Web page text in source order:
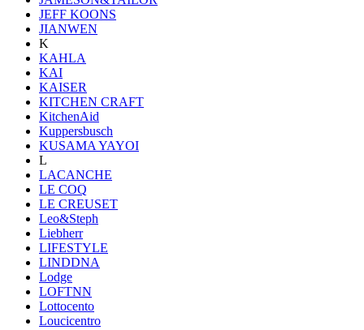
JEFF KOONS
JIANWEN
K
KAHLA
KAI
KAISER
KITCHEN CRAFT
KitchenAid
Kuppersbusch
KUSAMA YAYOI
L
LACANCHE
LE COQ
LE CREUSET
Leo&Steph
Liebherr
LIFESTYLE
LINDDNA
Lodge
LOFTNN
Lottocento
Loucicentro